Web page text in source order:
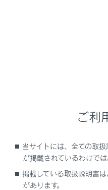
ご利
当サイトには、全ての取
が掲載されているわけでは
掲載している取扱説明書
があります。